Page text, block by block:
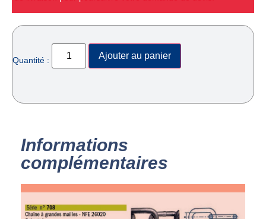
Quantité : Ajouter au panier
Informations
complémentaires